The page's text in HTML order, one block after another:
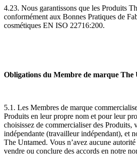
4.23. Nous garantissons que les Produits
conformément aux Bonnes Pratiques de
cosmétiques EN ISO 22716:200.
Obligations du Membre de marque The
5.1. Les Membres de marque
Produits en leur propre nom et pour leur
choisissez de commercialiser des Produits,
indépendante (travailleur indépendant), et
The Untamed. Vous n’avez aucune
vendre ou conclure des accords en notre